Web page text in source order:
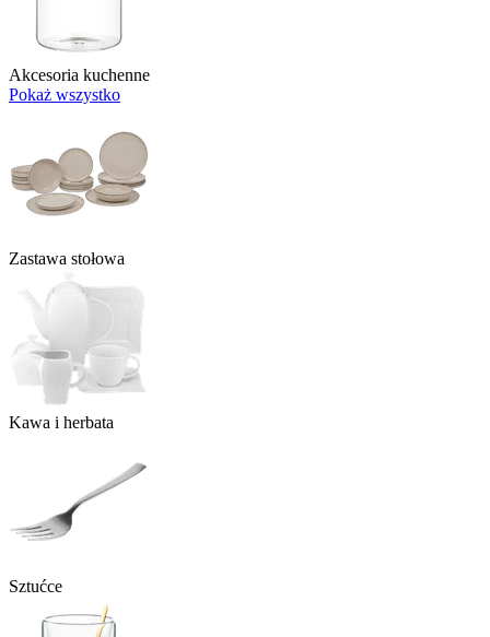
Akcesoria kuchenne
Pokaż wszystko
Zastawa stołowa
Kawa i herbata
Sztućce